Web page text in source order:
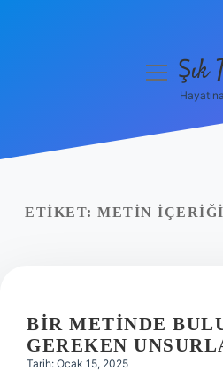
Yasal Uyarı
menüyü
Şık
ETIKET: METIN
BIR METINDE
GEREKEN
Tarih: Ocak 15, 2025